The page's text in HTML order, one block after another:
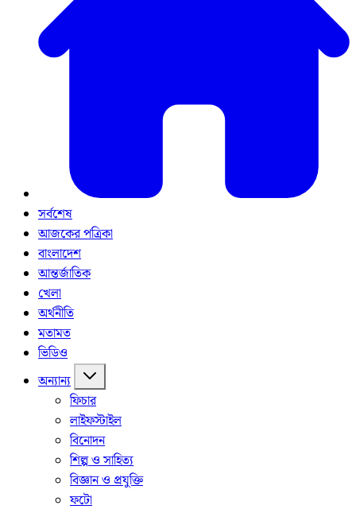
সর্বশেষ
আজকের পত্রিকা
বাংলাদেশ
আন্তর্জাতিক
খেলা
অর্থনীতি
মতামত
ভিডিও
অন্যান্য
ফিচার
লাইফস্টাইল
বিনোদন
শিল্প ও সাহিত্য
বিজ্ঞান ও প্রযুক্তি
ফটো